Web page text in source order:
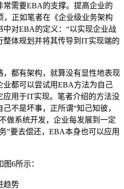
需要EBA的支撑。提高企业的
正如笔者在《企业级业务架构
对EBA的定义：“以实现企业战
整体规划并将其传导到IT实现端的
都有架构，就算没有显性地表现
业都可以尝试用EBA方法为自己
应用于IT实现。笔者介绍的方法没
不是坏事，正所谓“知己知彼，
做系统开发，企业每发展到一定
”要去偿还，EBA本身也可以应用
6所示：
势